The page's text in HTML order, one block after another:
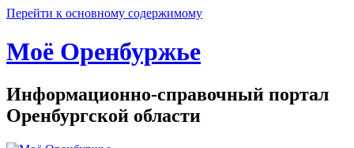
Перейти к основному содержимому
Моё Оренбуржье
Информационно-справочный портал
Оренбургской области